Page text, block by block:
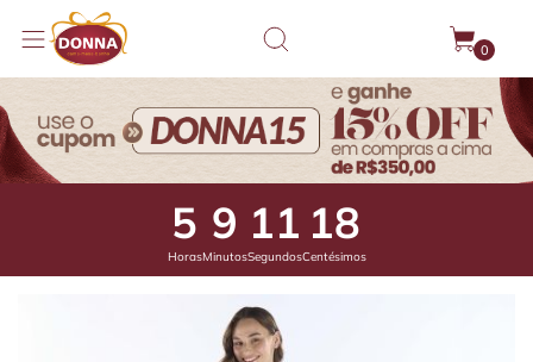
0
5
Horas
9
Minutos
10
Segundos
75
Centésimos